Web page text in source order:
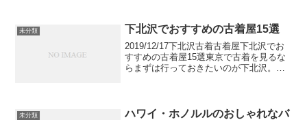
トン）のコラボレーションアイテ...
未分類 下北沢でおすすめの古着屋15選
2019/12/17下北沢古着古着屋下北沢でお
すすめの古着屋15選東京で古着を見るな
らまずは行っておきたいのが下北沢。東
迷ってしまう...
未分類
ハワイ・ホノルルのおしゃれなバ